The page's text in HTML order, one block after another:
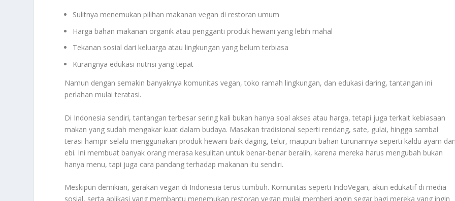
Sulitnya menemukan pilihan makanan vegan di restoran umum
Harga bahan makanan organik atau pengganti produk hewani yang lebih mahal
Tekanan sosial dari keluarga atau lingkungan yang belum terbiasa
Kurangnya edukasi nutrisi yang tepat
Namun dengan semakin banyaknya komunitas vegan, toko ramah lingkungan, dan edukasi daring, tantangan ini
perlahan mulai teratasi.
Di Indonesia sendiri, tantangan terbesar sering kali bukan hanya soal akses atau harga, tetapi juga terkait kebiasaan
makan yang sudah mengakar kuat dalam budaya. Masakan tradisional seperti rendang, sate, gulai, hingga sambal
terasi hampir selalu menggunakan produk hewani baik daging, telur, maupun bahan turunannya seperti kaldu ayam
ebi. Ini membuat banyak orang merasa kesulitan untuk benar-benar beralih, karena mereka harus mengubah bukan
hanya menu, tapi juga cara pandang terhadap makanan itu sendiri.
Meskipun demikian, gerakan vegan di Indonesia terus tumbuh. Komunitas seperti IndoVegan, akun edukatif di media
sosial, serta aplikasi yang membantu menemukan restoran vegan mulai memberi angin segar bagi mereka yang ingin